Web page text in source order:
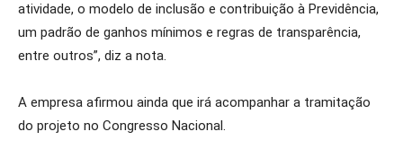
atividade, o modelo de inclusão e contribuição à Previdência,
um padrão de ganhos mínimos e regras de transparência,
entre outros”, diz a nota.
A empresa afirmou ainda que irá acompanhar a tramitação
do projeto no Congresso Nacional.